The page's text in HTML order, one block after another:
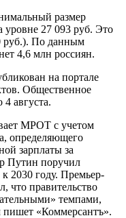
размер
27 093 руб. Это
руб.). По данным
4,6 млн россиян.
на портале
Общественное
августа.
МРОТ с учетом
определяющего
зарплаты за
Путин поручил
2030 году. Премьер-
правительство
темпами,
«Коммерсантъ».